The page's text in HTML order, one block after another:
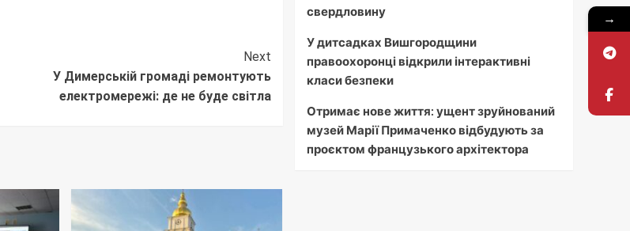
Next
У Димерській громаді ремонтують
електромережі: де не буде світла
свердловину
У дитсадках Вишгородщини
правоохоронці відкрили інтерактивні
класи безпеки
Отримає нове життя: ущент зруйнований
музей Марії Примаченко відбудують за
проєктом французького архітектора
→